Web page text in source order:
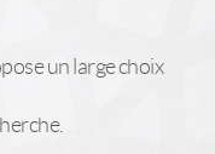
un large choix